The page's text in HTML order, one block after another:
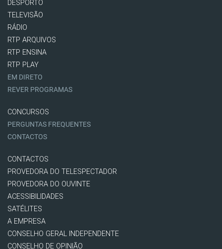
DESPORTO
TELEVISÃO
RÁDIO
RTP ARQUIVOS
RTP ENSINA
RTP PLAY
EM DIRETO
REVER PROGRAMAS
CONCURSOS
PERGUNTAS FREQUENTES
CONTACTOS
CONTACTOS
PROVEDORA DO TELESPECTADOR
PROVEDORA DO OUVINTE
ACESSIBILIDADES
SATÉLITES
A EMPRESA
CONSELHO GERAL INDEPENDENTE
CONSELHO DE OPINIÃO